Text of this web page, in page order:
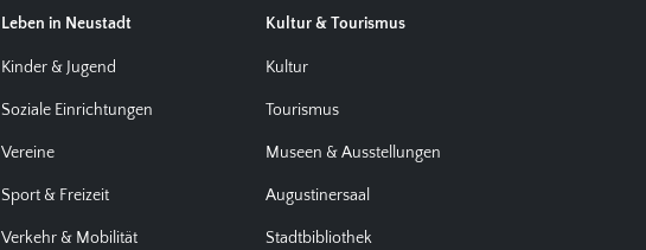
Leben in Neustadt
Kinder & Jugend
Soziale Einrichtungen
Vereine
Sport & Freizeit
Verkehr & Mobilität
Kultur & Tourismus
Kultur
Tourismus
Museen & Ausstellungen
Augustinersaal
Stadtbibliothek